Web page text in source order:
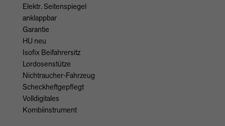
Elektr. Seitenspiegel
anklappbar
Garantie
HU neu
Isofix Beifahrersitz
Lordosenstütze
Nichtraucher-Fahrzeug
Scheckheftgepflegt
Volldigitales
Kombiinstrument